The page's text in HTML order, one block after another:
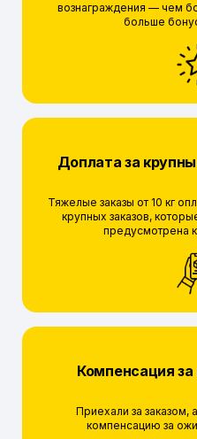
вознаграждения — чем
больше
Доплата за
Тяжелые заказы от 10 кг
крупных заказов,
предусмотрена
Компенсация
Приехали за заказом,
компенсацию за